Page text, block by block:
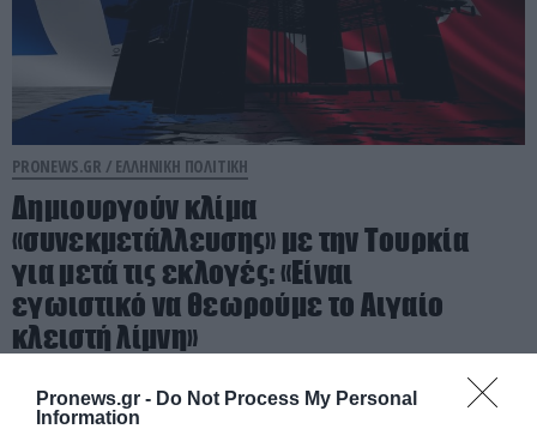
Pronews.gr - Do Not Process My Personal
Information
PRONEWS.GR / ΕΛΛΗΝΙΚΗ ΠΟΛΙΤΙΚΗ
Δημιουργούν κλίμα
«συνεκμετάλλευσης» με την Τουρκία
για μετά τις εκλογές: «Είναι
εγωιστικό να θεωρούμε το Αιγαίο
κλειστή λίμνη»